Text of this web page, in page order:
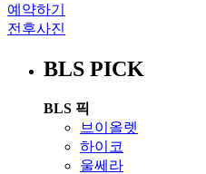
예약하기
전후사진
BLS PICK
BLS 픽
브이올렛
하이코
울쎄라